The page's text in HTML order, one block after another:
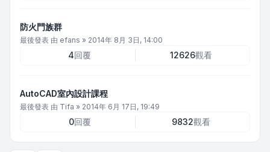
防火門族群
最後發表 由 efans » 2014年 8月 3日, 14:00
4回覆 12626觀看
AutoCAD室內設計課程
最後發表 由 Tifa » 2014年 6月 17日, 19:49
0回覆 9832觀看